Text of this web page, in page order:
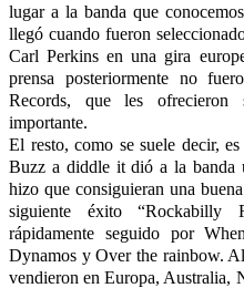
lugar a la banda que
llegó cuando fueron
Carl Perkins en una gira
prensa posteriormente no
Records, que les ofrecieron
importante.
El resto, como se suele decir,
Buzz a diddle it dió a la banda
hizo que consiguieran una
siguiente éxito
rápidamente seguido por
Dynamos y Over the rainbow.
vendieron en Europa, Australia,